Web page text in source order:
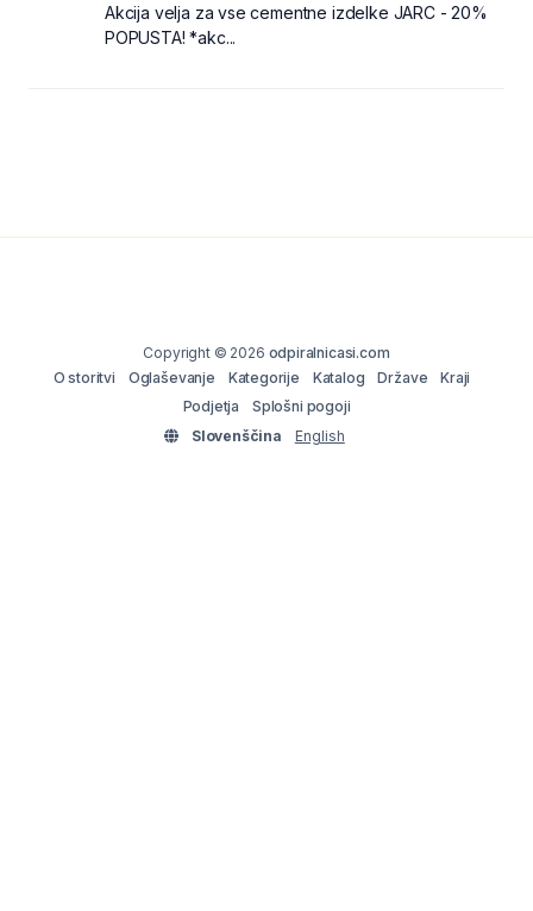
Akcija velja za vse cementne izdelke JARC - 20%
POPUSTA! *akc...
Copyright © 2026 odpiralnicasi.com
O storitvi
Oglaševanje Kategorije Katalog Države
Kraji
Podjetja
Splošni pogoji
Slovenščina
English